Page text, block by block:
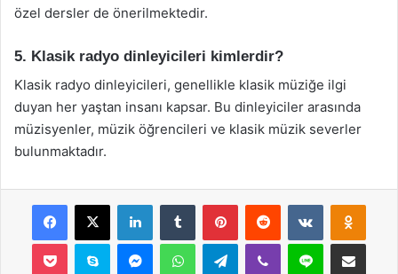
özel dersler de önerilmektedir.
5. Klasik radyo dinleyicileri kimlerdir?
Klasik radyo dinleyicileri, genellikle klasik müziğe ilgi
duyan her yaştan insanı kapsar. Bu dinleyiciler arasında
müzisyenler, müzik öğrencileri ve klasik müzik severler
bulunmaktadır.
Facebook
X LinkedInTumblr PinterestReddit VKontakte
Pocket Skype MessengerWhatsAppTelegramViber Line E-Posta ile